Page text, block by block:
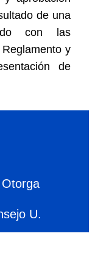
de una
con las
y
de
U.